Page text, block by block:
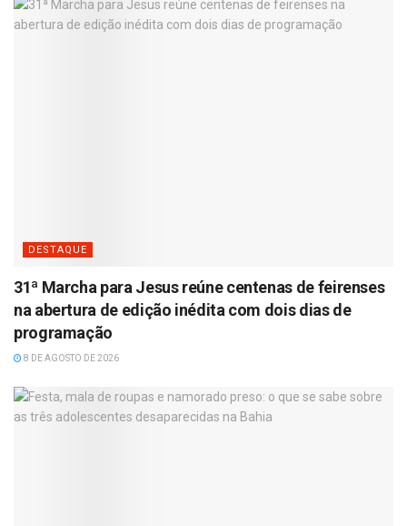
DESTAQUE
31ª Marcha para Jesus reúne centenas de feirenses
na abertura de edição inédita com dois dias de
programação
8 DE AGOSTO DE 2026